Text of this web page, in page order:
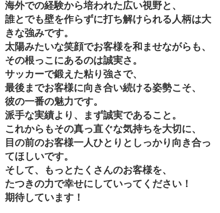
海外での経験から培われた広い視野と、
誰とでも壁を作らずに打ち解けられる人柄は大
きな強みです。
太陽みたいな笑顔でお客様を和ませながらも、
その根っこにあるのは誠実さ。
サッカーで鍛えた粘り強さで、
最後までお客様に向き合い続ける姿勢こそ、
彼の一番の魅力です。
派手な実績より、まず誠実であること。
これからもその真っ直ぐな気持ちを大切に、
目の前のお客様一人ひとりとしっかり向き合っ
てほしいです。
そして、もっとたくさんのお客様を、
たつきの力で幸せにしていってください！
期待しています！